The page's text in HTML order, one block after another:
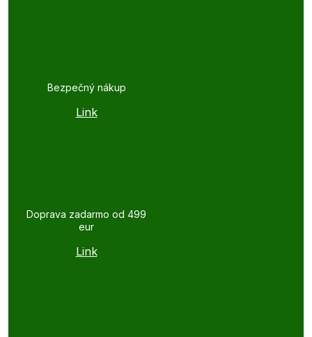
Bezpečný nákup
Link
Doprava zadarmo od 499
eur
Link